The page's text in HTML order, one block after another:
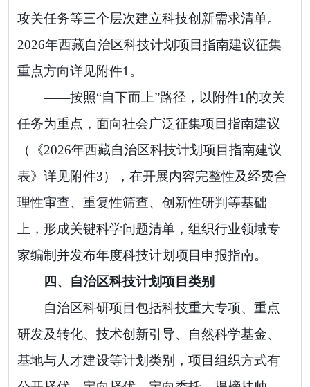
攻关任务等三个层次建立科技创新需求清单。
2026年西藏自治区科技计划项目指南建议征集
重点方向详见附件1 。
——按照“自下而上”路径，以附件1 的攻关
任务为重点，面向社会广泛征集项目指南建议
（《2026年西藏自治区科技计划项目指南建议
表》 详见附件3），在开展内容完整性及经费合
理性审查、重复性筛查、创新性研判等基础
上，形成关键科学问题清单，组织行业领域专
家编制并发布年度科技计划项目申报指南。
四、自治区科技计划项目类别
自治区科研项目包括科技重大专项、重点
研发及转化、技术创新引导、自然科学基金、
基地与人才建设等计划类别，项目组织方式有